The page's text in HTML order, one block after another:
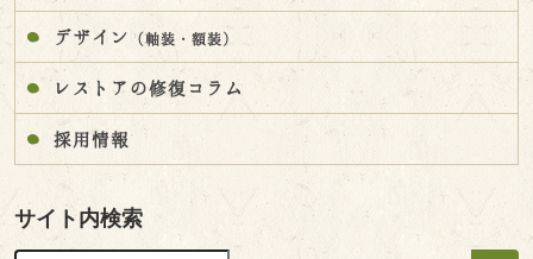
デザイン （軸装・額装）
レストアの修復コラム
採用情報
サイト内検索